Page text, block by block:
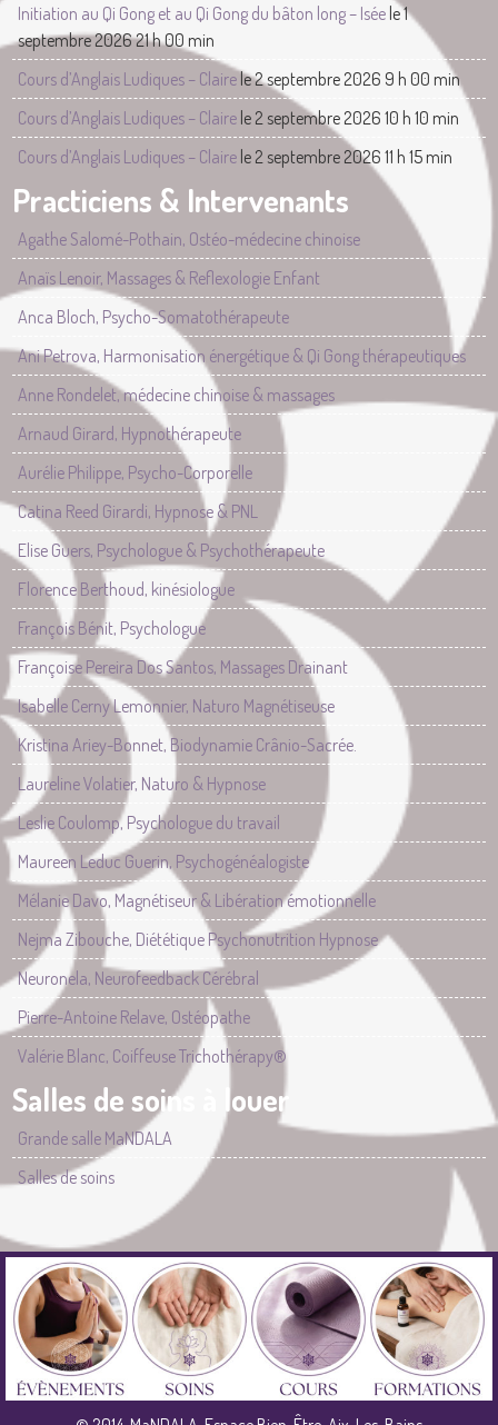
Initiation au Qi Gong et au Qi Gong du bâton long – Isée le 1
septembre 2026 21 h 00 min
Cours d’Anglais Ludiques – Clairele 2 septembre 2026 9 h 00 min
Cours d’Anglais Ludiques – Claire le 2 septembre 2026 10 h 10 min
Cours d’Anglais Ludiques – Claire le 2 septembre 2026 11 h 15 min
Practiciens & Intervenants
Agathe Salomé-Pothain, Ostéo-médecine chinoise
Anaïs Lenoir, Massages & Reflexologie Enfant
Anca Bloch, Psycho-Somatothérapeute
Ani Petrova, Harmonisation énergétique & Qi Gong thérapeutiques
Anne Rondelet, médecine chinoise & massages
Arnaud Girard, Hypnothérapeute
Aurélie Philippe, Psycho-Corporelle
Catina Reed Girardi, Hypnose & PNL
Elise Guers, Psychologue & Psychothérapeute
Florence Berthoud, kinésiologue
François Bénit, Psychologue
Françoise Pereira Dos Santos, Massages Drainant
Isabelle Cerny Lemonnier, Naturo Magnétiseuse
Kristina Ariey-Bonnet, Biodynamie Crânio-Sacrée.
Laureline Volatier, Naturo & Hypnose
Leslie Coulomp, Psychologue du travail
Maureen Leduc Guerin, Psychogénéalogiste
Mélanie Davo, Magnétiseur & Libération émotionnelle
Nejma Zibouche, Diététique Psychonutrition Hypnose
Neuronela, Neurofeedback Cérébral
Pierre-Antoine Relave, Ostéopathe
Valérie Blanc, Coiffeuse Trichothérapy®
Salles de soins à louer
Grande salle MaNDALA
Salles de soins